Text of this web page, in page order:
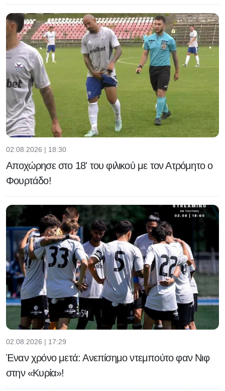
02.08.2026 | 18:30
Αποχώρησε στο 18' του φιλικού με τον Ατρόμητο ο
Φουρτάδο!
02.08.2026 | 17:29
Έναν χρόνο μετά: Ανεπίσημο ντεμπούτο φαν Νιφ
στην «Κυρία»!